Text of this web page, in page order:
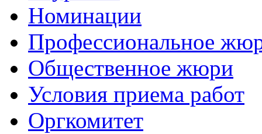
Номинации
Профессиональное
Общественное жюри
Условия приема работ
Оргкомитет